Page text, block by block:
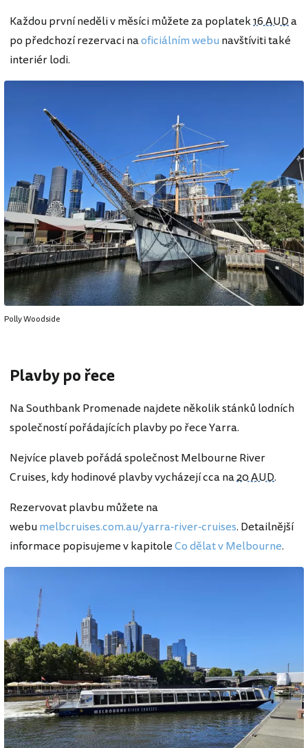
Každou první neděli v měsíci můžete za poplatek16 AUDa
po předchozí rezervaci naoficiálním webu navštíviti také
interiér lodi.
Polly Woodside
Plavby po řece
Na Southbank Promenade najdete několik stánků lodních
společností pořádajících plavby po řece Yarra.
Nejvíce plaveb pořádá společnost Melbourne River
Cruises, kdy hodinové plavby vycházejí cca na20 AUD.
Rezervovat plavbu můžete na
webumelbcruises.com.au/yarra-river-cruises. Detailnější
informace popisujeme v kapitoleCo dělat v Melbourne.